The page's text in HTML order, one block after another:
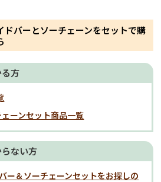
ドバーとソーチェーンをセットで購
方
ーンセット商品一覧
ない方
ー＆ソーチェーンセットをお探しの